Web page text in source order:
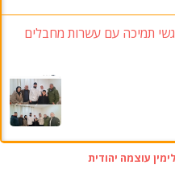
תמיכה עם עשרות מחבלים
עוצמה יהודית